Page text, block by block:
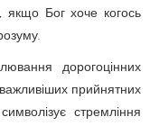
Бог хоче когось
дорогоцінних
прийнятних
стремління